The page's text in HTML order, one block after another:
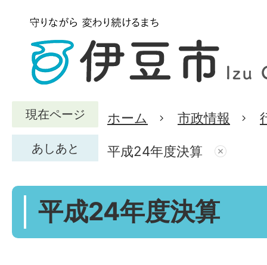
現在ページ ホーム 市政情報
あしあと 平成24年度決算
平成24年度決算